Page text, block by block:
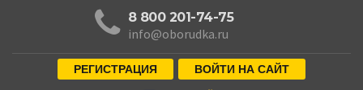
8 800 201-74-75
info@oborudka.ru
РЕГИСТРАЦИЯ ВОЙТИ НА САЙТ